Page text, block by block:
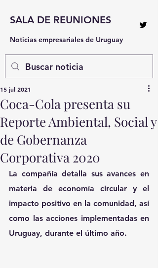
SALA DE REUNIONES
Noticias empresariales de Uruguay
Coca-Cola presenta su
Reporte Ambiental, Social y
de Gobernanza
Corporativa 2020
15 jul 2021
La compañía detalla sus avances en
materia de economía circular y el
impacto positivo en la comunidad, así
como las acciones implementadas en
Uruguay, durante el último año.